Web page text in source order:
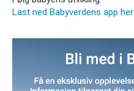
Last ned Babyverdens app her